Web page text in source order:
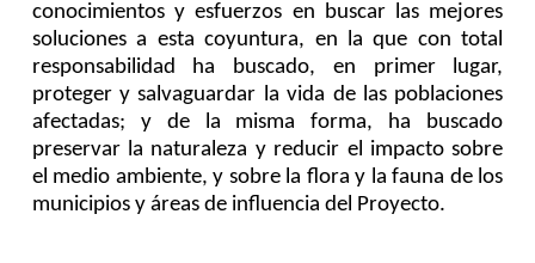
conocimientos y esfuerzos en buscar las mejores
soluciones a esta coyuntura, en la que con total
responsabilidad ha buscado, en primer lugar,
proteger y salvaguardar la vida de las poblaciones
afectadas; y de la misma forma, ha buscado
preservar la naturaleza y reducir el impacto sobre
el medio ambiente, y sobre la flora y la fauna de los
municipios y áreas de influencia del Proyecto.